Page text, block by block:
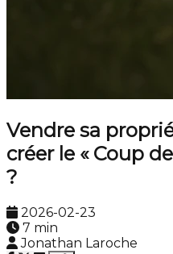
Vendre sa
créer le « Coup
?
2026-02-23
7 min
Jonathan Laroche